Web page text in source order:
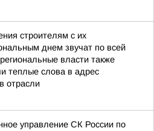
строителям с их
днем звучат по всей
власти также
теплые слова в адрес
отрасли
управление СК России по